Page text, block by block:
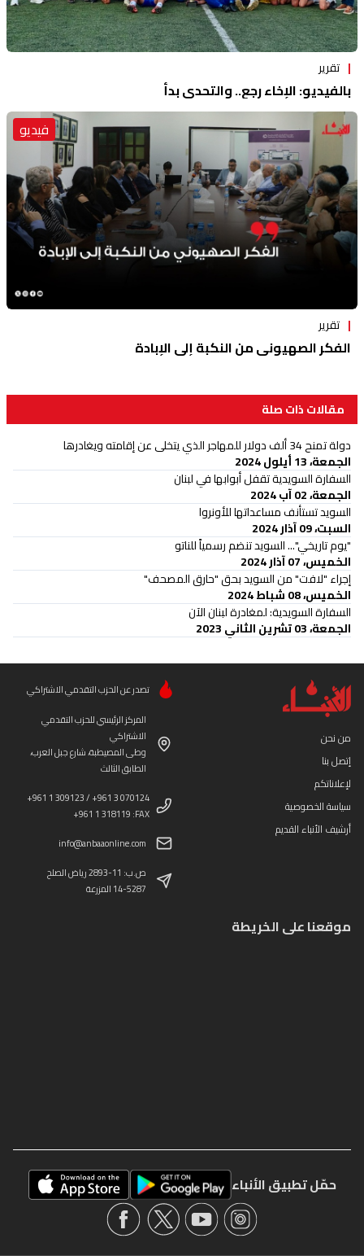
تقرير
بالفيديو: الإخاء رجع.. والتحدي بدأ
فيديو
تقرير
الفكر الصهيوني من النكبة إلى الإبادة
مقالات ذات صلة
دولة تمنح 34 ألف دولار للمهاجر الذي يتخلى عن إقامته ويغادرها
الجمعة، 13 أيلول 2024
السفارة السويدية تقفل أبوابها في لبنان
الجمعة، 02 آب 2024
السويد تستأنف مساعداتها للأونروا
السبت، 09 آذار 2024
"يوم تاريخي"... السويد تنضم رسمياً للناتو
الخميس، 07 آذار 2024
إجراء "لافت" من السويد بحق "حارق المصحف"
الخميس، 08 شباط 2024
السفارة السويدية: لمغادرة لبنان الآن
الجمعة، 03 تشرين الثاني 2023
من نحن
إتصل بنا
لإعلاناتكم
سياسة الخصوصية
أرشيف الأنباء القديم
تصدر عن الحزب التقدمي الاشتراكي
المركز الرئيسي للحزب التقدمي
الاشتراكي
وطى المصيطبة، شارع جبل العرب،
الطابق الثالث
+961 1 309123 / +961 3 070124
+961 1 318119 :FAX
info@anbaaonline.com
ص.ب: 11-2893 رياض الصلح
14-5287 المزرعة
موقعنا على الخريطة
حمّل تطبيق الأنباء